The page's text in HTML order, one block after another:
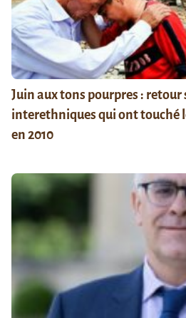
Juin aux tons pourpres : retour
interethniques qui ont touché
en 2010